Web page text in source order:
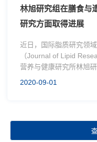
林旭研究组在膳食与
研究方面取得进展
近日，国际脂质研究领
（Journal of Lipid
营养与健康研究所林旭
2020-09-01